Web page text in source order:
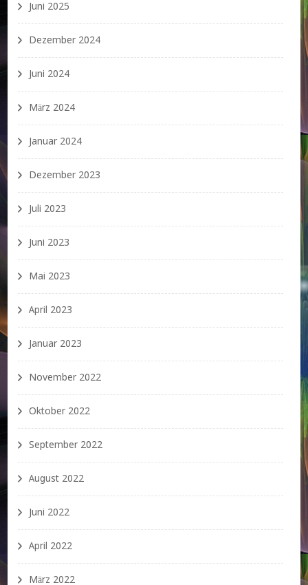
Juni 2025
Dezember 2024
Juni 2024
März 2024
Januar 2024
Dezember 2023
Juli 2023
Juni 2023
Mai 2023
April 2023
Januar 2023
November 2022
Oktober 2022
September 2022
August 2022
Juni 2022
April 2022
März 2022